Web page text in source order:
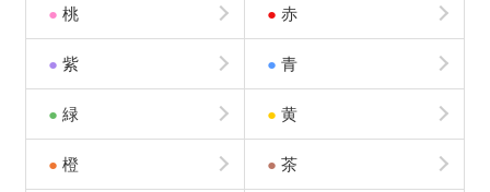
● 桃 ● 赤
● 紫 ● 青
● 緑 ● 黄
● 橙 ● 茶